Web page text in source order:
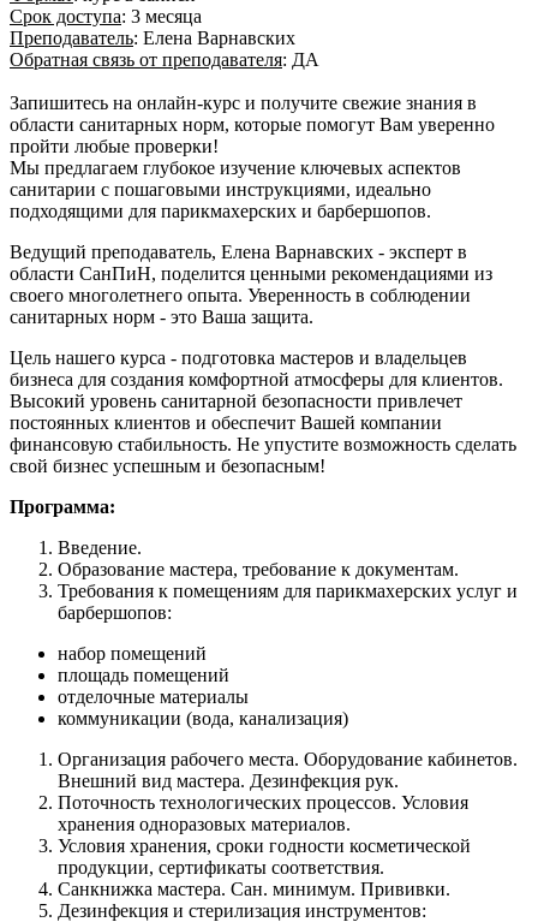
Срок доступа: 3 месяца
Преподаватель: Елена Варнавских
Обратная связь от преподавателя: ДА
Запишитесь на онлайн-курс и получите свежие знания в
области санитарных норм, которые помогут Вам уверенно
пройти любые проверки!
Мы предлагаем глубокое изучение ключевых аспектов
санитарии с пошаговыми инструкциями, идеально
подходящими для парикмахерских и барбершопов.
Ведущий преподаватель, Елена Варнавских - эксперт в
области СанПиН, поделится ценными рекомендациями из
своего многолетнего опыта. Уверенность в соблюдении
санитарных норм - это Ваша защита.
Цель нашего курса - подготовка мастеров и владельцев
бизнеса для создания комфортной атмосферы для клиентов.
Высокий уровень санитарной безопасности привлечет
постоянных клиентов и обеспечит Вашей компании
финансовую стабильность. Не упустите возможность сделать
свой бизнес успешным и безопасным!
Программа:
Введение.
Образование мастера, требование к документам.
Требования к помещениям для парикмахерских услуг и
барбершопов:
набор помещений
площадь помещений
отделочные материалы
коммуникации (вода, канализация)
Организация рабочего места. Оборудование кабинетов.
Внешний вид мастера. Дезинфекция рук.
Поточность технологических процессов. Условия
хранения одноразовых материалов.
Условия хранения, сроки годности косметической
продукции, сертификаты соответствия.
Санкнижка мастера. Сан. минимум. Прививки.
Дезинфекция и стерилизация инструментов: